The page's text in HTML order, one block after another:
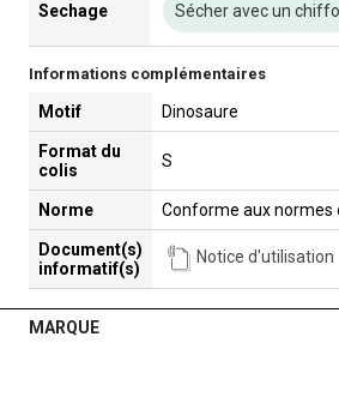
Sechage Sécher avec un
Informations complémentaires
Motif Dinosaure
Format du
colis
S
Norme Conforme aux normes
Document(s)
informatif(s)
Notice d'utilisation
MARQUE